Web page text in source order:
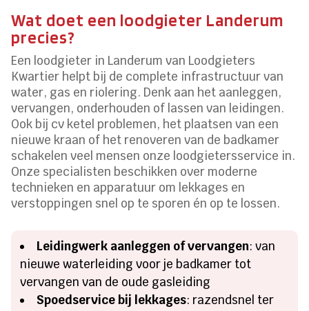
Wat doet een loodgieter Landerum
precies?
Een loodgieter in Landerum van Loodgieters
Kwartier helpt bij de complete infrastructuur van
water, gas en riolering. Denk aan het aanleggen,
vervangen, onderhouden of lassen van leidingen.
Ook bij cv ketel problemen, het plaatsen van een
nieuwe kraan of het renoveren van de badkamer
schakelen veel mensen onze loodgietersservice in.
Onze specialisten beschikken over moderne
technieken en apparatuur om lekkages en
verstoppingen snel op te sporen én op te lossen.
Leidingwerk aanleggen of vervangen: van
nieuwe waterleiding voor je badkamer tot
vervangen van de oude gasleiding
Spoedservice bij lekkages: razendsnel ter